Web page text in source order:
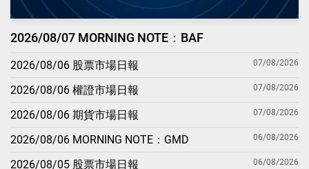
2026/08/07 MORNING NOTE：BAF
2026/08/06 股票市場日報 07/08/2026
2026/08/06 權證市場日報 07/08/2026
2026/08/06 期貨市場日報 07/08/2026
2026/08/06 MORNING NOTE：GMD 06/08/2026
2026/08/05 股票市場日報 06/08/2026